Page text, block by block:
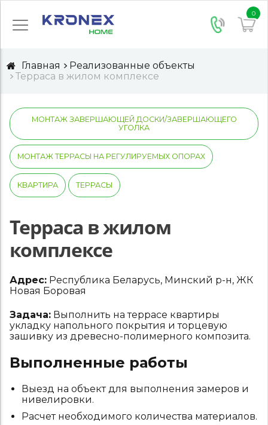
0
Главная
Реализованные объекты
Терраса в жилом комплексе
МОНТАЖ ЗАВЕРШАЮЩЕЙ ДОСКИ/ЗАВЕРШАЮЩЕГО
УГОЛКА
МОНТАЖ ТЕРРАСЫ НА РЕГУЛИРУЕМЫХ ОПОРАХ
КВАРТИРА ТЕРРАСЫ
Терраса в жилом
комплексе
Адрес: Республика Беларусь, Минский р-н, ЖК
Новая Боровая
Задача: Выполнить на террасе квартиры
укладку напольного покрытия и торцевую
зашивку из древесно-полимерного композита.
Выполненные работы
Выезд на объект для выполнения замеров и
нивелировки.
Расчет необходимого количества материалов.